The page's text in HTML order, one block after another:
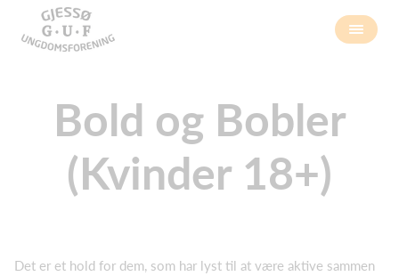
Bold og Bobler
(Kvinder 18+)
Det er et hold for dem, som har lyst til at være aktive sammen